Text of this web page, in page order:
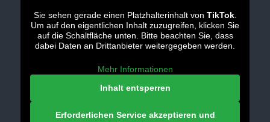
Sie sehen gerade einen Platzhalterinhalt von TikTok.
Um auf den eigentlichen Inhalt zuzugreifen, klicken Sie
auf die Schaltfläche unten. Bitte beachten Sie, dass
dabei Daten an Drittanbieter weitergegeben werden.
Mehr Informationen
Inhalt entsperren
Erforderlichen Service akzeptieren und